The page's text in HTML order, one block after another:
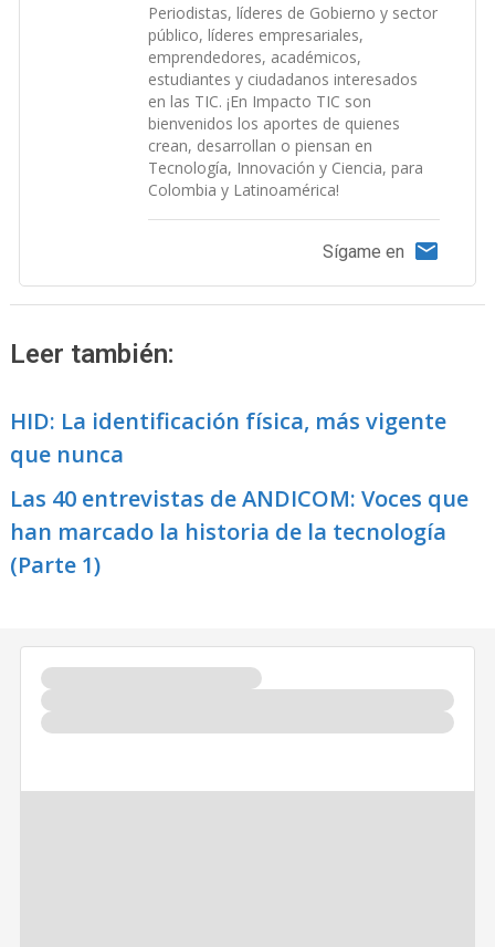
Periodistas, líderes de Gobierno y sector
público, líderes empresariales,
emprendedores, académicos,
estudiantes y ciudadanos interesados
en las TIC. ¡En Impacto TIC son
bienvenidos los aportes de quienes
crean, desarrollan o piensan en
Tecnología, Innovación y Ciencia, para
Colombia y Latinoamérica!
Sígame en
Leer también:
HID: La identificación física, más vigente
que nunca
Las 40 entrevistas de ANDICOM: Voces que
han marcado la historia de la tecnología
(Parte 1)